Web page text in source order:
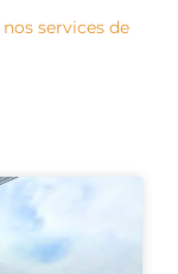
nos services de